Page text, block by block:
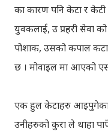
का कारण पनि केटा र
युवकलाई, उ प्रहरी सेवा
पोशाक, उसको कपाल
छ । मोवाइल मा आएको
एक हुल केटाहरु
उनीहरुको कुरा ले थाहा